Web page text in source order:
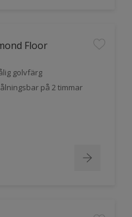
Floor
golvfärg
på 2 timmar